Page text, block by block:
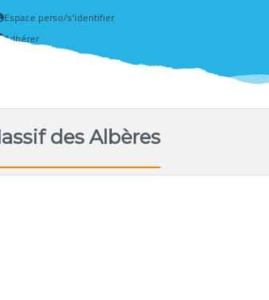
Espace perso/s'identifier
Adhérer
Créer un compte
des Albères